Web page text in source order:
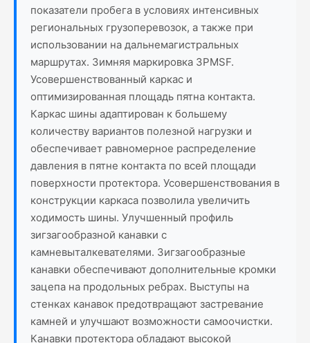
показатели пробега в условиях интенсивных
региональных грузоперевозок, а также при
использовании на дальнемагистральных
маршрутах. Зимняя маркировка 3PMSF.
Усовершенствованный каркас и
оптимизированная площадь пятна контакта.
Каркас шины адаптирован к большему
количеству вариантов полезной нагрузки и
обеспечивает равномерное распределение
давления в пятне контакта по всей площади
поверхности протектора. Усовершенствования в
конструкции каркаса позволила увеличить
ходимость шины. Улучшенный профиль
зигзагообразной канавки с
камневыталкевателями. Зигзагообразные
канавки обеспечивают дополнительные кромки
зацепа на продольных ребрах. Выступы на
стенках канавок предотвращают застревание
камней и улучшают возможности самоочистки.
Канавки протектора обладают высокой